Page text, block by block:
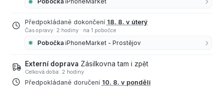
Předpokládané dokončení 18. 8. v úterý
Čas opravy: 2 hodiny · na 1 pobočce
Pobočka iPhoneMarket - Prostějov
Externí doprava Zásilkovna tam i zpět
Celková doba: 2 hodiny
Předpokládané doručení 10. 8. v pondělí